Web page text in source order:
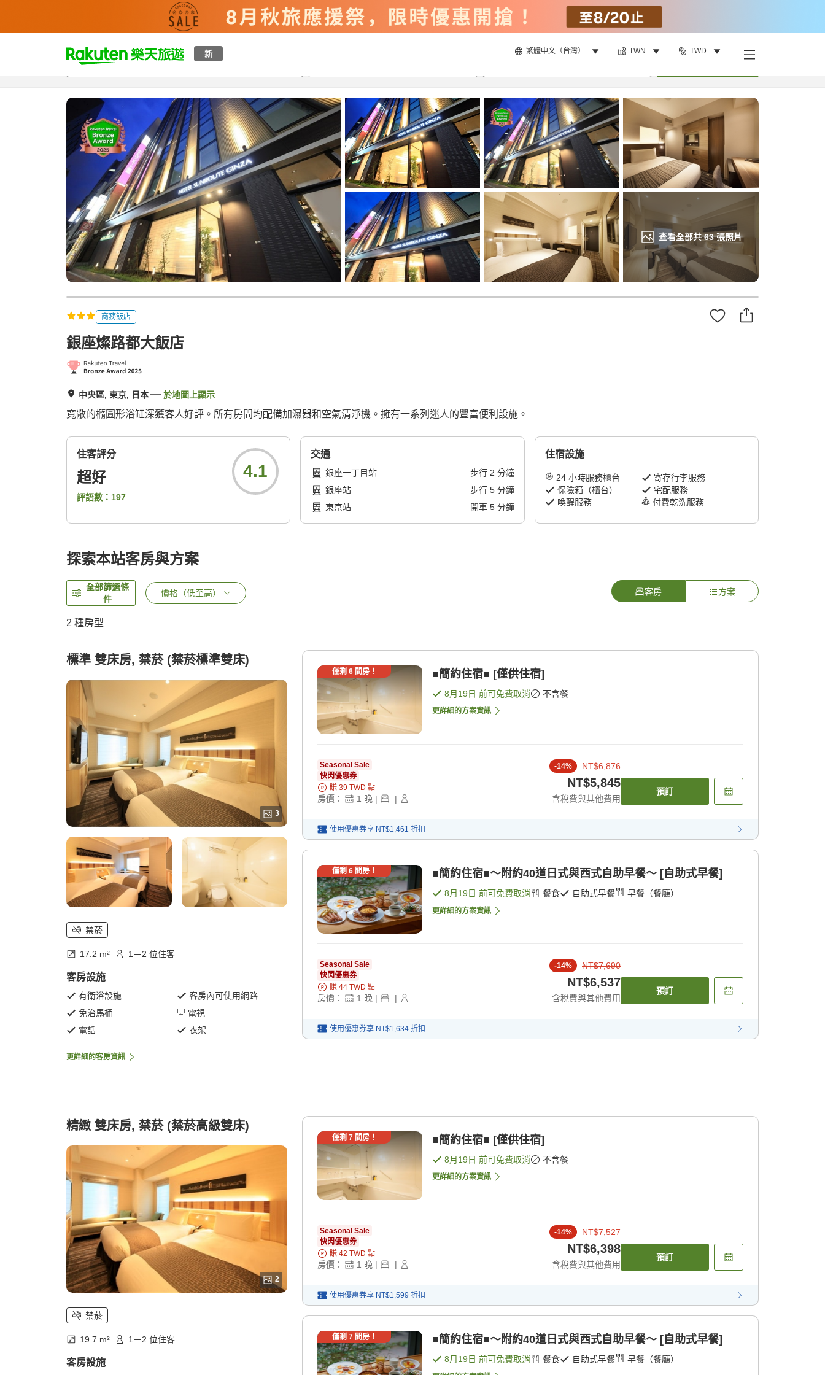
新 繁體中文（台灣） TWN TWD
t
p
a
e
_
s
a
h
查看全部共63張照片
總覽客房與方案評語特點設施
商務飯店
銀座燦路都大飯店
中央區, 東京, 日本 於地圖上顯示
寬敞的橢圓形浴缸深獲客人好評。所有房間均配備加濕器和空氣清淨機。擁有一系列迷人的豐富便利設施。
住客評分
超好
評語數： 197
4.1
交通
銀座一丁目站 步行 2 分鐘
銀座站
步行 5分鐘
東京站
開車 5分鐘
住宿設施
24 小時服務櫃台
寄存行李服務
保險箱（櫃台）
宅配服務
喚醒服務
付費乾洗服務
探索本站客房與方案
全部篩選條
件
價格（低至高） 客房 方案
2 種房型
標準 雙床房, 禁菸 (禁菸標準雙床)
3
禁菸
17.2 m² 1－2 位住客
客房設施
有衛浴設施
客房內可使用網路
免治馬桶
電視
電話
衣架
更詳細的客房資訊
僅剩 6間房！ ■簡約住宿■ [僅供住宿]
8月19日 前可免費取消 不含餐
更詳細的方案資訊
Seasonal Sale
快閃優惠券
賺 39 TWD 點
房價： 1 晚 | |
-14% NT$6,876
NT$5,845
含稅費與其他費用
預訂
使用優惠券享 NT$1,461 折扣
僅剩 6間房！ ■簡約住宿■～附約40道日式與西式自助早餐～ [自助式早餐]
8月19日 前可免費取消 餐食 自助式早餐 早餐（餐廳）
更詳細的方案資訊
Seasonal Sale
快閃優惠券
賺 44 TWD 點
房價： 1 晚 | |
-14% NT$7,690
NT$6,537
含稅費與其他費用
預訂
使用優惠券享 NT$1,634 折扣
精緻 雙床房, 禁菸 (禁菸高級雙床)
2
禁菸
19.7 m² 1－2 位住客
客房設施
僅剩 7間房！ ■簡約住宿■ [僅供住宿]
8月19日 前可免費取消 不含餐
更詳細的方案資訊
Seasonal Sale
快閃優惠券
賺 42 TWD 點
房價： 1 晚 | |
-14% NT$7,527
NT$6,398
含稅費與其他費用
預訂
使用優惠券享 NT$1,599 折扣
僅剩 7間房！ ■簡約住宿■～附約40道日式與西式自助早餐～ [自助式早餐]
8月19日 前可免費取消 餐食 自助式早餐 早餐（餐廳）